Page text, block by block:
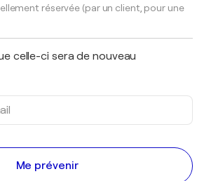
réservée (par un client, pour une
celle-ci sera de nouveau
Me prévenir